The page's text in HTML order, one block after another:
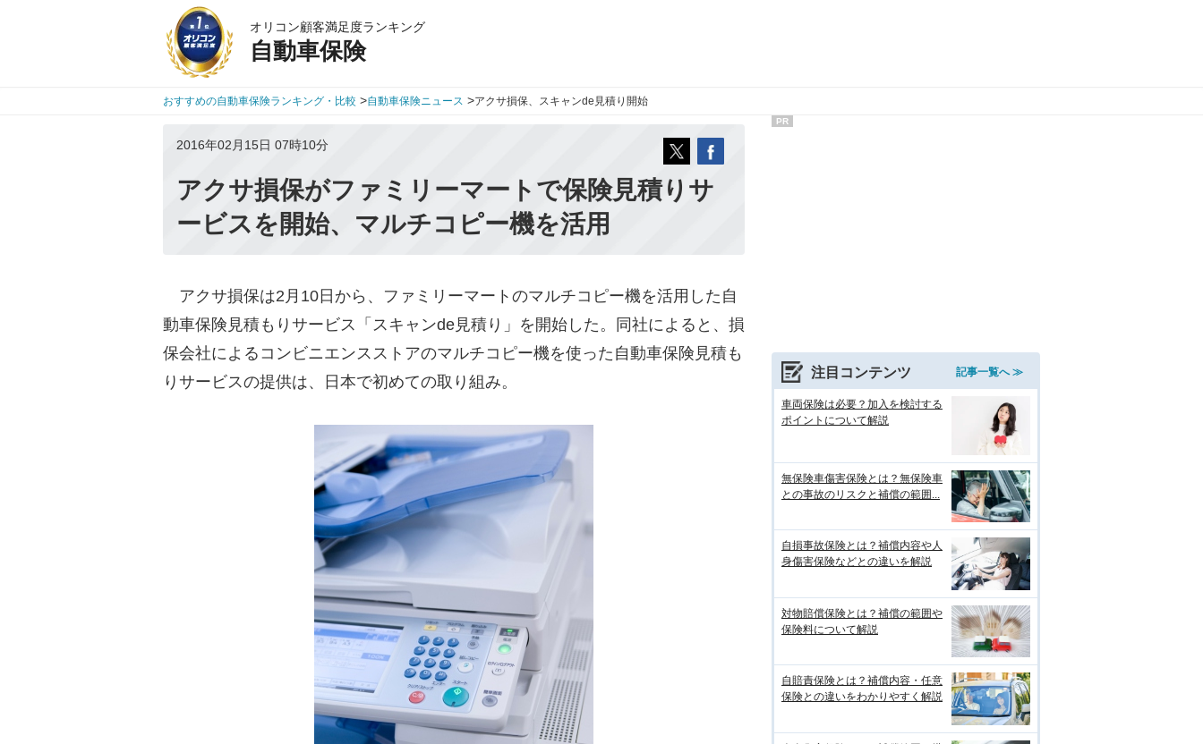
オリコン顧客満足度ランキング
自動車保険
おすすめの自動車保険ランキング・比較 >自動車保険ニュース >アクサ損保、スキャンde見積り開始
2016年02月15日 07時10分
アクサ損保がファミリーマートで保険見積りサ
ービスを開始、マルチコピー機を活用
アクサ損保は2月10日から、ファミリーマートのマルチコピー機を活用した自
動車保険見積もりサービス「スキャンde見積り」を開始した。同社によると、損
保会社によるコンビニエンスストアのマルチコピー機を使った自動車保険見積も
りサービスの提供は、日本で初めての取り組み。
PR
注目コンテンツ 記事一覧へ ≫
車両保険は必要？加入を検討する
ポイントについて解説
無保険車傷害保険とは？無保険車
との事故のリスクと補償の範囲...
自損事故保険とは？補償内容や人
身傷害保険などとの違いを解説
対物賠償保険とは？補償の範囲や
保険料について解説
自賠責保険とは？補償内容・任意
保険との違いをわかりやすく解説